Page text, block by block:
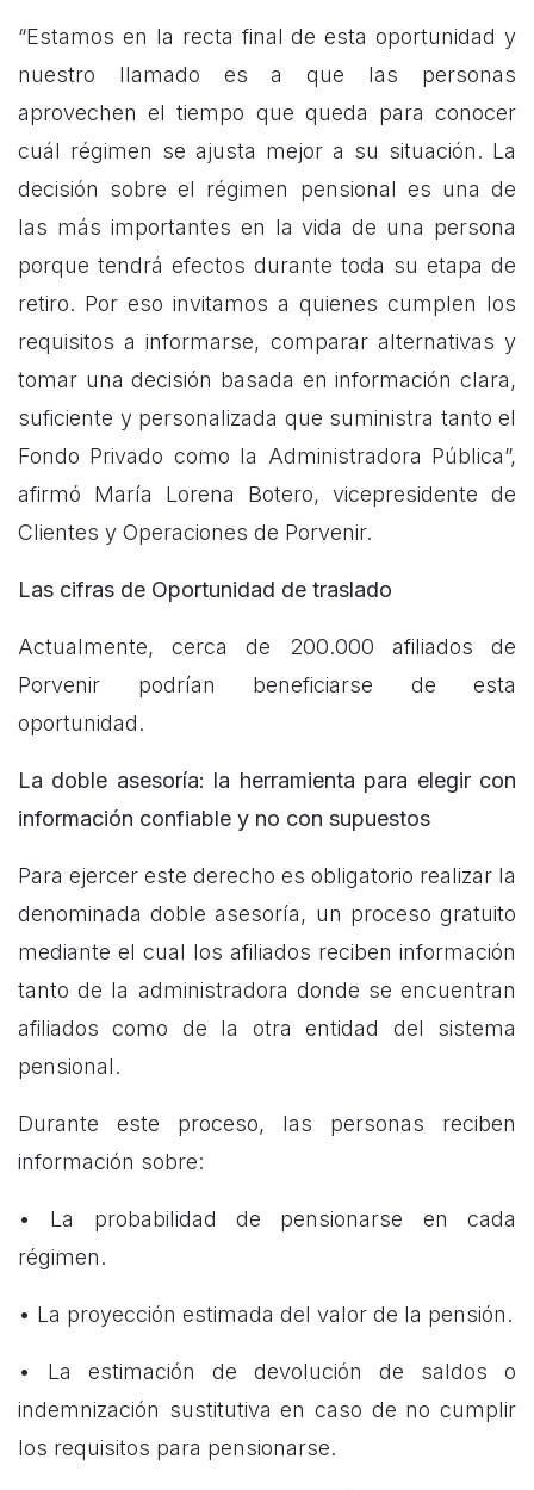
“Estamos en la recta final de esta oportunidad y
nuestro llamado es a que las personas
aprovechen el tiempo que queda para conocer
cuál régimen se ajusta mejor a su situación. La
decisión sobre el régimen pensional es una de
las más importantes en la vida de una persona
porque tendrá efectos durante toda su etapa de
retiro. Por eso invitamos a quienes cumplen los
requisitos a informarse, comparar alternativas y
tomar una decisión basada en información clara,
suficiente y personalizada que suministra tanto el
Fondo Privado como la Administradora Pública”,
afirmó María Lorena Botero, vicepresidente de
Clientes y Operaciones de Porvenir.
Las cifras de Oportunidad de traslado
Actualmente, cerca de 200.000 afiliados de
Porvenir podrían beneficiarse de esta
oportunidad.
La doble asesoría: la herramienta para elegir con
información confiable y no con supuestos
Para ejercer este derecho es obligatorio realizar la
denominada doble asesoría, un proceso gratuito
mediante el cual los afiliados reciben información
tanto de la administradora donde se encuentran
afiliados como de la otra entidad del sistema
pensional.
Durante este proceso, las personas reciben
información sobre:
• La probabilidad de pensionarse en cada
régimen.
• La proyección estimada del valor de la pensión.
• La estimación de devolución de saldos o
indemnización sustitutiva en caso de no cumplir
los requisitos para pensionarse.